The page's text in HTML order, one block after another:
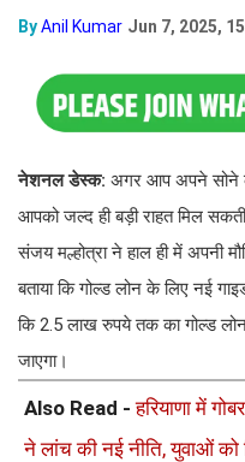
ByAnil Kumar Jun 7, 2025,
नेशनल डेस्क: अगर आप अपने सोने
आपको जल्द ही बड़ी राहत मिल
संजय मल्होत्रा ने हाल ही में अपनी
बताया कि गोल्ड लोन के लिए नई
कि 2.5 लाख रुपये तक का गोल्ड
जाएगा।
Also Read -हरियाणा में
ने लांच की नई नीति, युवाओं को